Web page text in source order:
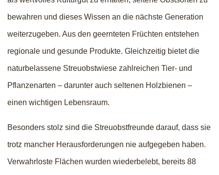
bewahren und dieses Wissen an die nächste Generation
weiterzugeben. Aus den geernteten Früchten entstehen
regionale und gesunde Produkte. Gleichzeitig bietet die
naturbelassene Streuobstwiese zahlreichen Tier- und
Pflanzenarten – darunter auch seltenen Holzbienen –
einen wichtigen Lebensraum.
Besonders stolz sind die Streuobstfreunde darauf, dass sie
trotz mancher Herausforderungen nie aufgegeben haben.
Verwahrloste Flächen wurden wiederbelebt, bereits 88